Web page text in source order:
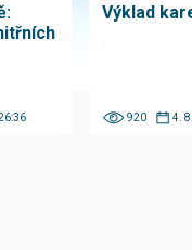
Výklad
920 4.